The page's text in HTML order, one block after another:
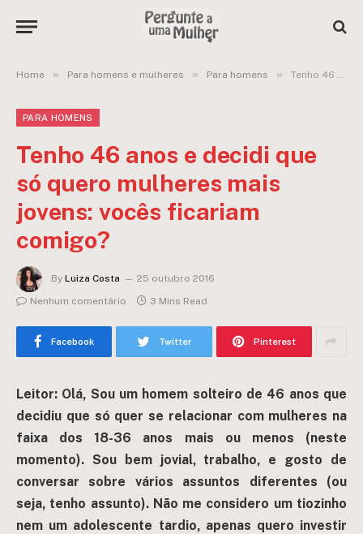
Home » Para homens e mulheres » Para homens » Tenho 46 anos e decidi que só quero mulheres mais jovens: vocês ficariam comigo?
PARA HOMENS
Tenho 46 anos e decidi que
só quero mulheres mais
jovens: vocês ficariam
comigo?
By Luiza Costa
25 outubro 2016
Nenhum comentário
3 Mins Read
Facebook Twitter Pinterest
Leitor: Olá, Sou um homem solteiro de 46 anos que
decidiu que só quer se relacionar com mulheres na
faixa dos 18-36 anos mais ou menos (neste
momento). Sou bem jovial, trabalho, e gosto de
conversar sobre vários assuntos diferentes (ou
seja, tenho assunto). Não me considero um tiozinho
nem um adolescente tardio, apenas quero investir